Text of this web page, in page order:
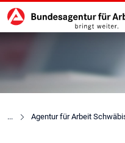
zu den Hauptinhalten
Agentur für Arbeit